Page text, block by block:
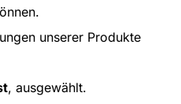
unserer Produkte
, ausgewählt.